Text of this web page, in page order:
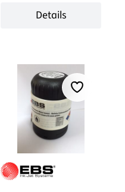
Details